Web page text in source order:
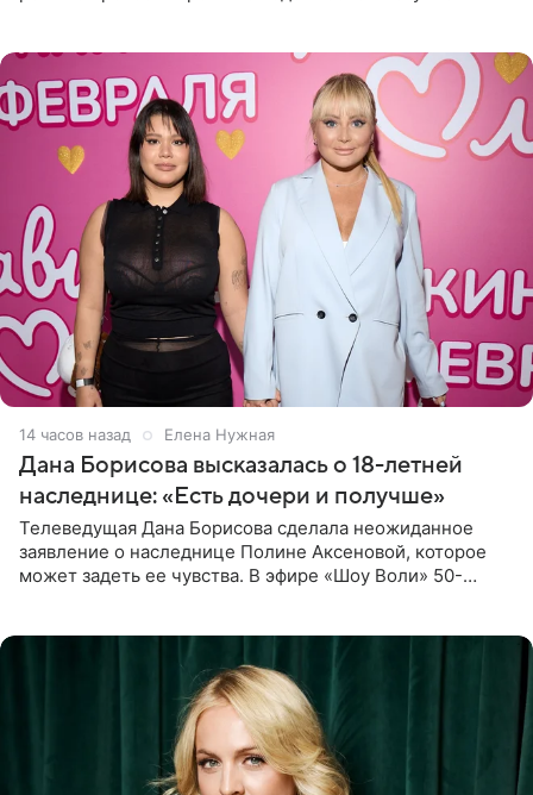
14 часов назад Елена Нужная
Дана Борисова высказалась о 18-летней
наследнице: «Есть дочери и получше»
Телеведущая Дана Борисова сделала неожиданное
заявление о наследнице Полине Аксеновой, которое
может задеть ее чувства. В эфире «Шоу Воли» 50-